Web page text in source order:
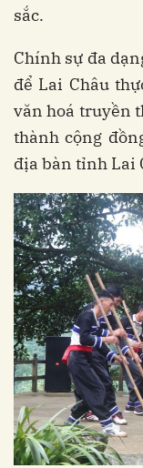
sắc.
Chính sự đa
để Lai Châu
văn hoá truyền
thành cộng
địa bàn tỉnh Lai